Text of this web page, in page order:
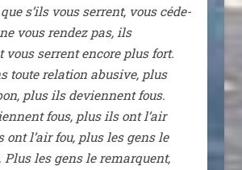
s’ils vous serrent, vous céde­
vous ren­dez pas, ils
vous serrent encore plus fort.
toute rela­tion abu­sive, plus
plus ils deviennent fous.
fous, plus ils ont l’air
ont l’air fou, plus les gens le
les gens le remarquent,